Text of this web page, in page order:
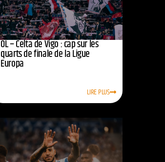
OL – Celta de Vigo : cap sur les
quarts de finale de la Ligue
Europa
LIRE PLUS